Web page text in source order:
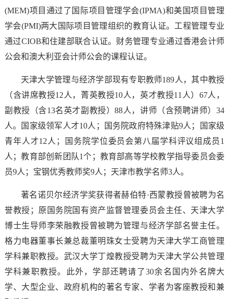
(MEM)项目通过了国际项目管理学会(IPMA)和美国项目管理
学会(PMI)两大国际项目管理组织的教育认证。工程管理专业
通过CIOB和住建部联合认证。财务管理专业通过香港会计师
公会和澳大利亚会计师公会的课程认证。
天津大学管理与经济学部现有专职教师189人，其中教授
（含讲席教授12人，菁英教授10人，英才教授11人）67人，
副教授（含13名英才副教授）88人，讲师（含预聘讲师）34
人。国家级领军人才10人；国务院政府特殊津贴9人；国家级
青年人才12人；国务院学位委员会第八届学科评议组成员1
人；教育部创新团队1个；教育部高等学校教学指导委员会委
员9人；宝钢优秀教师奖9人；天津市教学名师3人。
著名诺贝尔经济学奖获得者赫伯特·西蒙教授曾被聘为名
誉教授；原国务院国有资产监督管理委员会主任、天津大学
博士生导师李荣融教授曾被聘为管理与经济学部名誉主任。
格力电器董事长兼总裁董明珠女士受聘为天津大学工商管理
学科兼职教授。武汉大学丁煌教授受聘为天津大学公共管理
学科兼职教授。此外，学部还聘请了30余名国内外名牌大
学、大型企业、政府机构的著名专家、学者为客座教授和兼